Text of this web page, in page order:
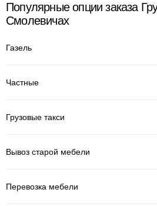
Популярные опции заказа
Смолевичах
Газель
Частные
Грузовые такси
Вывоз старой мебели
Перевозка мебели